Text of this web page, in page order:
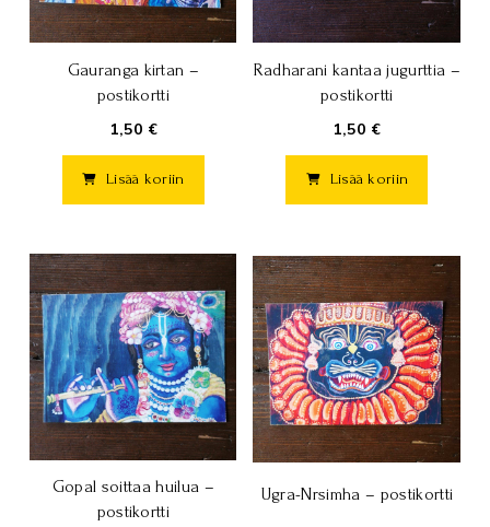
Gauranga kirtan –
postikortti
1,50 €
Lisää koriin
Radharani kantaa jugurttia –
postikortti
1,50 €
Lisää koriin
Gopal soittaa huilua –
postikortti
Ugra-Nrsimha – postikortti